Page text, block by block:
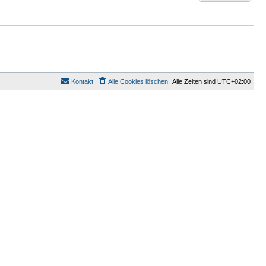
Alle Zeiten sind UTC+02:00
Alle Cookies löschen
Kontakt